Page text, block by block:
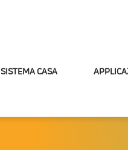
SISTEMA CASA